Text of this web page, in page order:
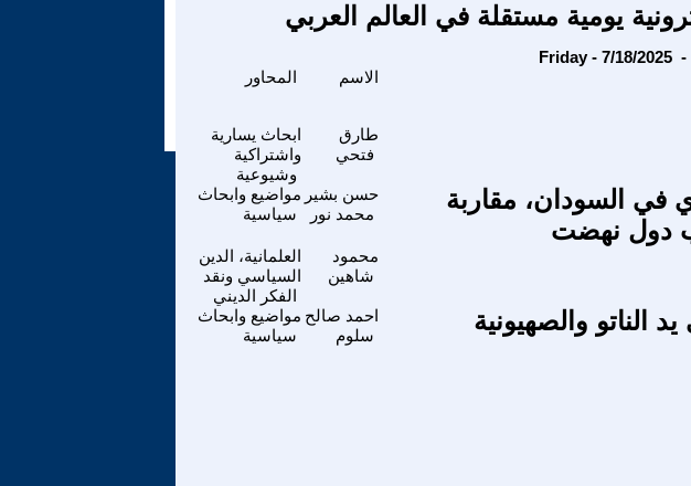
يومية مستقلة في العالم العربي
الاسم
ابحاث يسارية
واشتراكية
وشيوعية
طارق
فتحي
مواضيع وابحاث
سياسية
حسن بشير
محمد نور
في السودان، مقاربة
دول نهضت
العلمانية، الدين
السياسي ونقد
الفكر الديني
محمود
شاهين
مواضيع وابحاث
سياسية
احمد صالح
سلوم
الناتو والصهيونية